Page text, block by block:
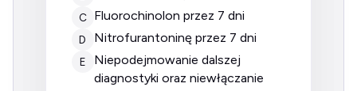
C fluorochinolon przez 7 dni
D nitrofurantoninę przez 7 dni
E
niepodejmowanie dalszej
diagnostyki oraz niewłączanie